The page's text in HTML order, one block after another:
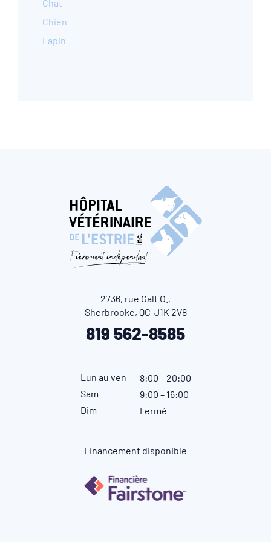
Chat
Chien
Lapin
2736, rue Galt O.,
Sherbrooke, QC J1K 2V8
819 562-8585
Lun au ven
8:00 – 20:00
Sam
9:00 – 16:00
Dim
Fermé
Financement disponible